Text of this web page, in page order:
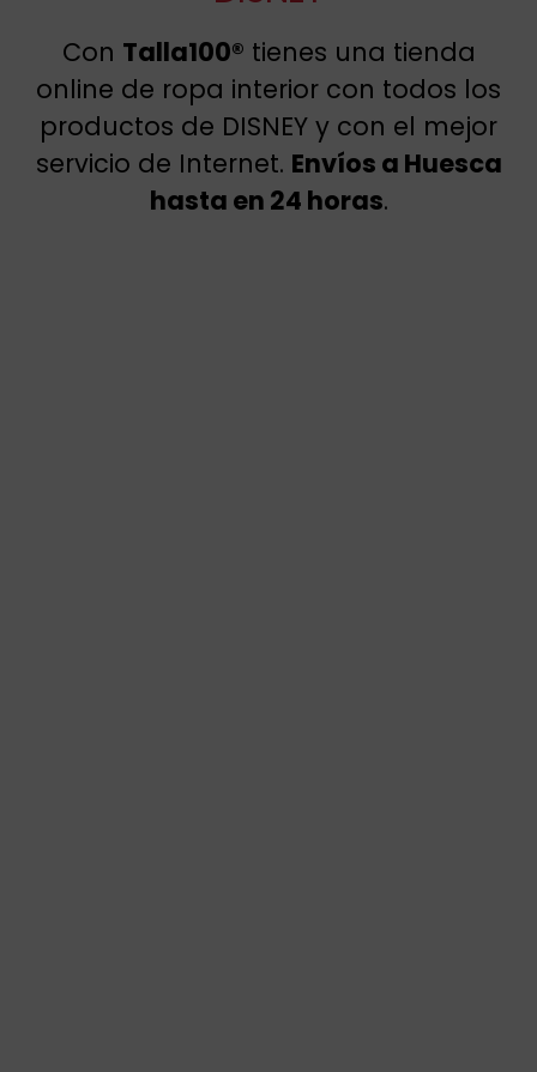
Con Talla100® tienes una tienda
online de ropa interior con todos los
productos de DISNEY y con el mejor
servicio de Internet. Envíos a Huesca
hasta en 24 horas.